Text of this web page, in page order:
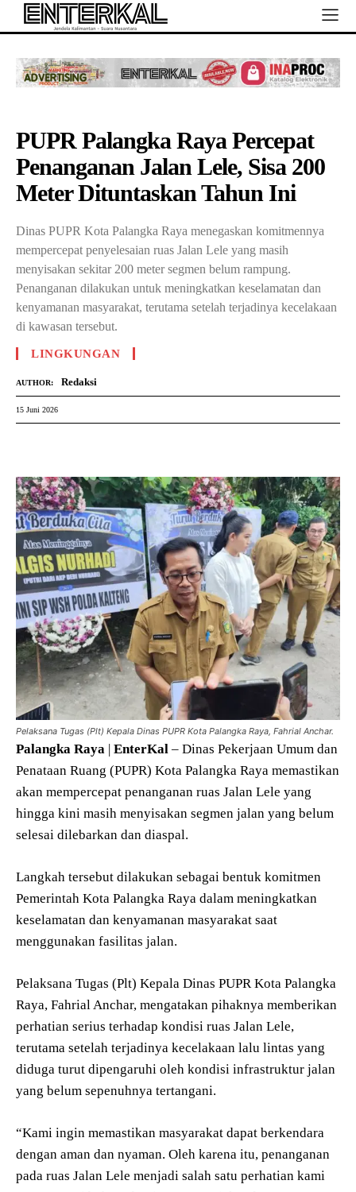
PUPR Palangka Raya Percepat
Penanganan Jalan Lele, Sisa 200
Meter Dituntaskan Tahun Ini
Dinas PUPR Kota Palangka Raya menegaskan komitmennya
mempercepat penyelesaian ruas Jalan Lele yang masih
menyisakan sekitar 200 meter segmen belum rampung.
Penanganan dilakukan untuk meningkatkan keselamatan dan
kenyamanan masyarakat, terutama setelah terjadinya kecelakaan
di kawasan tersebut.
LINGKUNGAN
AUTHOR: Redaksi
15 Juni 2026
Pelaksana Tugas (Plt) Kepala Dinas PUPR Kota Palangka Raya, Fahrial Anchar.
Palangka Raya | EnterKal – Dinas Pekerjaan Umum dan
Penataan Ruang (PUPR) Kota Palangka Raya memastikan
akan mempercepat penanganan ruas Jalan Lele yang
hingga kini masih menyisakan segmen jalan yang belum
selesai dilebarkan dan diaspal.
Langkah tersebut dilakukan sebagai bentuk komitmen
Pemerintah Kota Palangka Raya dalam meningkatkan
keselamatan dan kenyamanan masyarakat saat
menggunakan fasilitas jalan.
Pelaksana Tugas (Plt) Kepala Dinas PUPR Kota Palangka
Raya, Fahrial Anchar, mengatakan pihaknya memberikan
perhatian serius terhadap kondisi ruas Jalan Lele,
terutama setelah terjadinya kecelakaan lalu lintas yang
diduga turut dipengaruhi oleh kondisi infrastruktur jalan
yang belum sepenuhnya tertangani.
“Kami ingin memastikan masyarakat dapat berkendara
dengan aman dan nyaman. Oleh karena itu, penanganan
pada ruas Jalan Lele menjadi salah satu perhatian kami